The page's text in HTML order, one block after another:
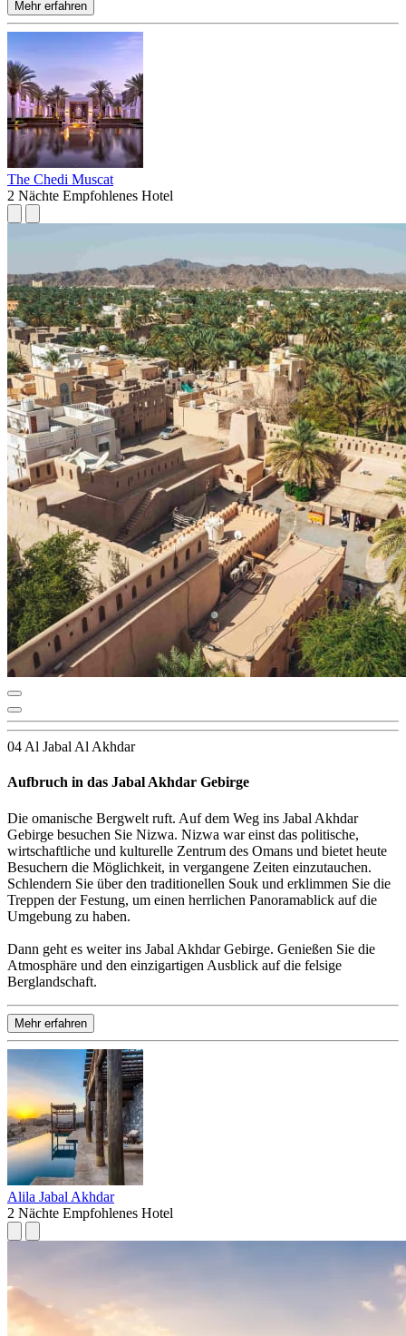
Mehr erfahren
The Chedi Muscat
2 Nächte Empfohlenes Hotel
04 Al Jabal Al Akhdar
Aufbruch in das Jabal Akhdar Gebirge
Die omanische Bergwelt ruft. Auf dem Weg ins Jabal Akhdar
Gebirge besuchen Sie Nizwa. Nizwa war einst das politische,
wirtschaftliche und kulturelle Zentrum des Omans und bietet heute
Besuchern die Möglichkeit, in vergangene Zeiten einzutauchen.
Schlendern Sie über den traditionellen Souk und erklimmen Sie die
Treppen der Festung, um einen herrlichen Panoramablick auf die
Umgebung zu haben.
Dann geht es weiter ins Jabal Akhdar Gebirge. Genießen Sie die
Atmosphäre und den einzigartigen Ausblick auf die felsige
Berglandschaft.
Mehr erfahren
Alila Jabal Akhdar
2 Nächte Empfohlenes Hotel